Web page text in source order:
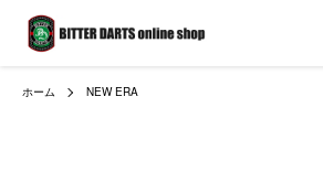
ホーム NEW ERA